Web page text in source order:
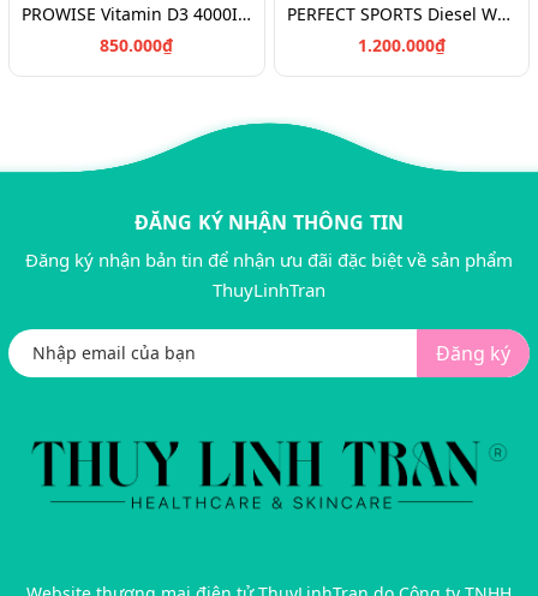
PROWISE Vitamin D3 4000IU + K2 180v/Vitamin chắc khỏe xương D3K2
850.000₫
PERFECT SPORTS Diesel Whey Protein/Bột đạm tăng cơ 908g
1.200.000₫
ĐĂNG KÝ NHẬN THÔNG TIN
Đăng ký nhận bản tin để nhận ưu đãi đặc biệt về sản phẩm
ThuyLinhTran
Đăng ký